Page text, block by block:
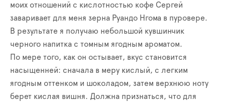
моих отношений с кислотностью кофе Сергей
заваривает для меня зерна Руандо Нгома в пуровере.
В результате я получаю небольшой кувшинчик
черного напитка с томным ягодным ароматом.
По мере того, как он остывает, вкус становится
насыщенней: сначала в меру кислый, с легким
ягодным оттенком и шоколадом, затем верхнюю ноту
берет кислая вишня. Должна признаться, что для